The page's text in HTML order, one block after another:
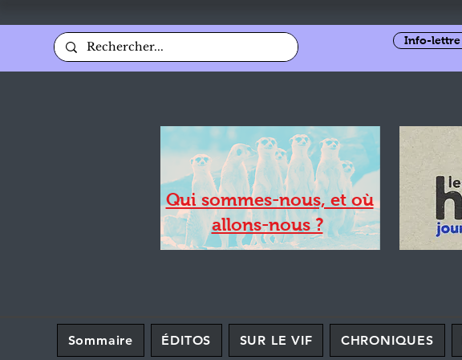
Info-lettre
Qui sommes-nous, et où
allons-nous ?
Sommaire ÉDITOS SUR LE VIF CHRONIQUES